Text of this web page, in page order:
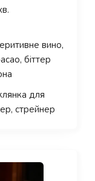
вино,
біттер
для
стрейнер